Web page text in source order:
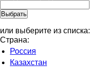
или выберите из списка:
Страна:
Россия
Казахстан